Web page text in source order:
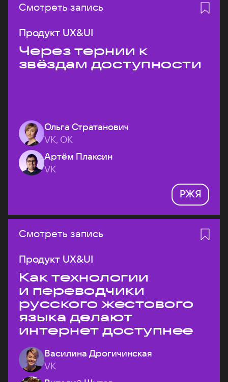
Смотреть запись
Продукт UX&UI
Через тернии к
звёздам доступности
Ольга Стратанович
VK, ОК
Артём Плаксин
VK
РЖЯ
Смотреть запись
Продукт UX&UI
Как технологии
и переводчики
русского жестового
языка делают
интернет доступнее
Василина Дрогичинская
VK